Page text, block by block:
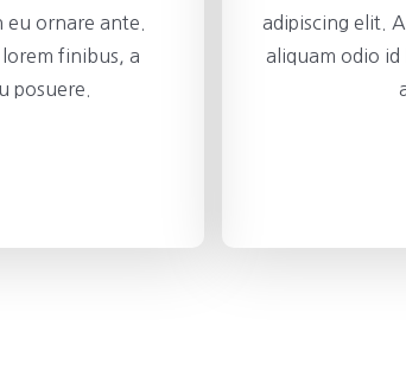
eu ornare ante.
finibus, a
posuere.
adipiscing elit.
aliquam odio